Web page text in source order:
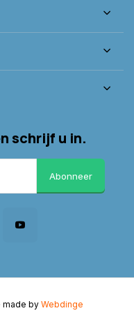
schrijf u in.
Abonneer
made byWebdinge